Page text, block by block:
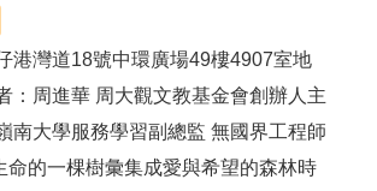
港灣道18號中環廣場49樓4907室地
：周進華 周大觀文教基金會創辦人主
南大學服務學習副總監 無國界工程師
命的一棵樹彙集成愛與希望的森林時